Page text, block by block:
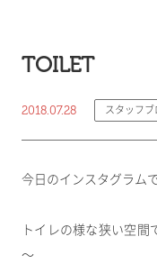
TOILET
2018.07.28 スタッフブ
今日のインスタグラム
トイレの様な狭い空
～